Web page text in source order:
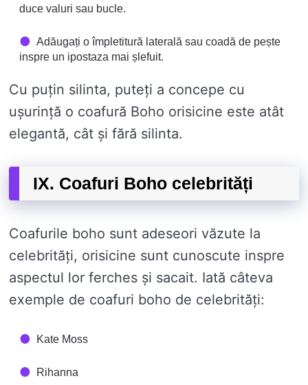
duce valuri sau bucle.
Adăugați o împletitură laterală sau coadă de pește
inspre un ipostaza mai șlefuit.
Cu puțin silinta, puteți a concepe cu
ușurință o coafură Boho orisicine este atât
elegantă, cât și fără silinta.
IX. Coafuri Boho celebrități
Coafurile boho sunt adeseori văzute la
celebrități, orisicine sunt cunoscute inspre
aspectul lor ferches și sacait. Iată câteva
exemple de coafuri boho de celebrități:
Kate Moss
Rihanna